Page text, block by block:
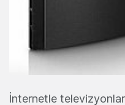
İnternetle